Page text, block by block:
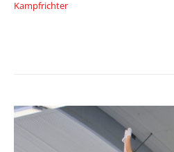
Kampfrichter